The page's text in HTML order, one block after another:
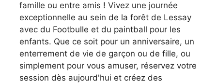
famille ou entre amis ! Vivez une journée
exceptionnelle au sein de la forêt de Lessay
avec du Footbulle et du paintball pour les
enfants. Que ce soit pour un anniversaire, un
enterrement de vie de garçon ou de fille, ou
simplement pour vous amuser, réservez votre
session dès aujourd'hui et créez des